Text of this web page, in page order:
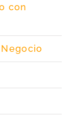
con